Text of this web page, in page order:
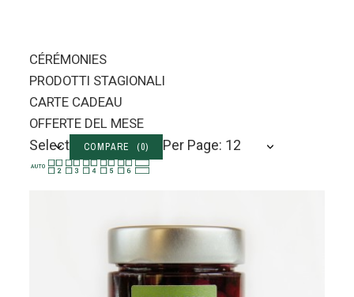
CÉRÉMONIES
PRODOTTI STAGIONALI
CARTE CADEAU
OFFERTE DEL MESE
Select COMPARE (0) Per Page: 12